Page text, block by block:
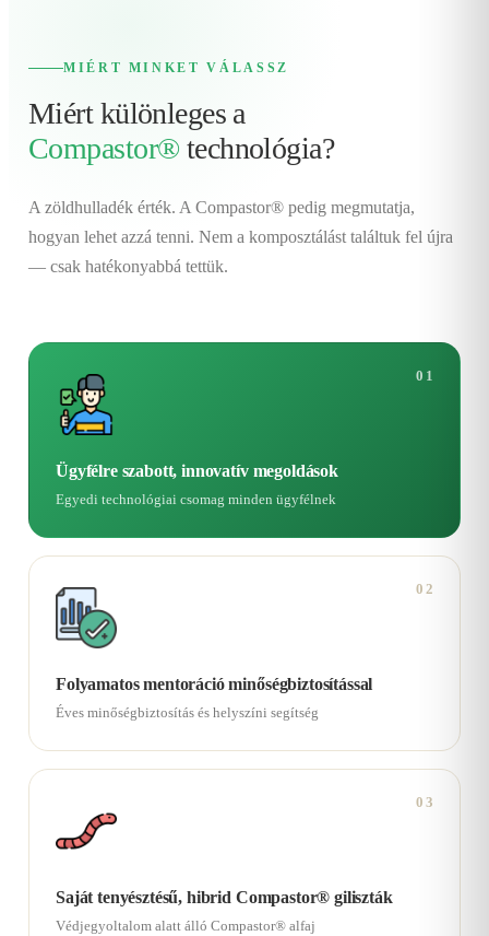
MIÉRT MINKET VÁLASSZ
Miért különleges a
Compastor® technológia?
A zöldhulladék érték. A Compastor® pedig megmutatja,
hogyan lehet azzá tenni. Nem a komposztálást találtuk fel újra
— csak hatékonyabbá tettük.
01
Ügyfélre szabott, innovatív megoldások
Egyedi technológiai csomag minden ügyfélnek
02
Folyamatos mentoráció minőségbiztosítással
Éves minőségbiztosítás és helyszíni segítség
03
Saját tenyésztésű, hibrid Compastor® giliszták
Védjegyoltalom alatt álló Compastor® alfaj